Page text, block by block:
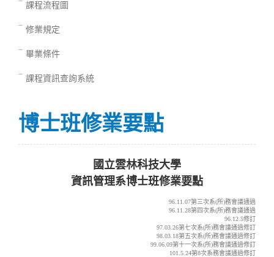
課程流程圖
修業規定
畢業條件
課程資訊查詢系統
博士班修業要點
國立雲林科技大學
資訊管理系博士班修業要點
96.11.07第三次系(所)務會議通過
96.11.28第四次系(所)務會議通過
96.12.5修訂
97.03.26第七次系(所)務會議通過修訂
98.03.18第五次系(所)務會議通過修訂
99.06.09第十一次系(所)務會議通過修訂
101.5.24第8次系務會議通過修訂